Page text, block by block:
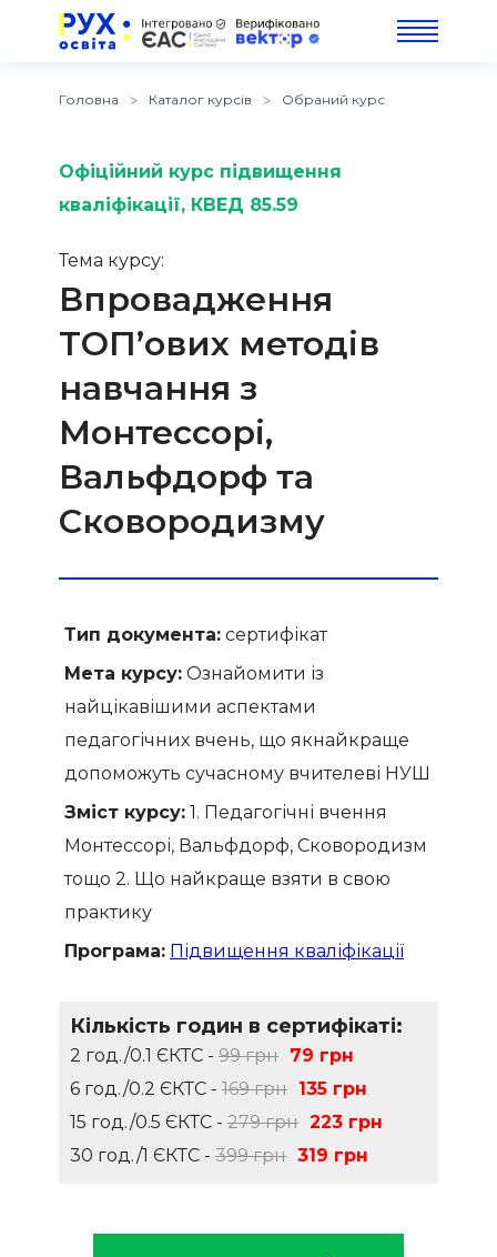
Головна Каталог курсів Обраний курс
Офіційний курс підвищення
кваліфікації, КВЕД 85.59
Тема курсу:
Впровадження
ТОП’ових методів
навчання з
Монтессорі,
Вальфдорф та
Сковородизму
Тип документа: сертифікат
Мета курсу: Ознайомити із
найцікавішими аспектами
педагогічних вчень, що якнайкраще
допоможуть сучасному вчителеві НУШ
Зміст курсу: 1. Педагогічні вчення
Монтессорі, Вальфдорф, Сковородизм
тощо 2. Що найкраще взяти в свою
практику
Програма: Підвищення кваліфікації
Кількість годин в сертифікаті:
2 год./0.1 ЄКТС - 99 грн 79 грн
6 год./0.2 ЄКТС - 169 грн 135 грн
15 год./0.5 ЄКТС - 279 грн 223 грн
30 год./1 ЄКТС - 399 грн 319 грн